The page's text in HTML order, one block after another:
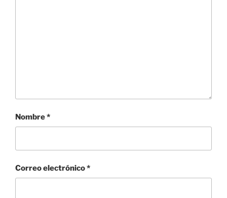
Nombre*
Correo electrónico*